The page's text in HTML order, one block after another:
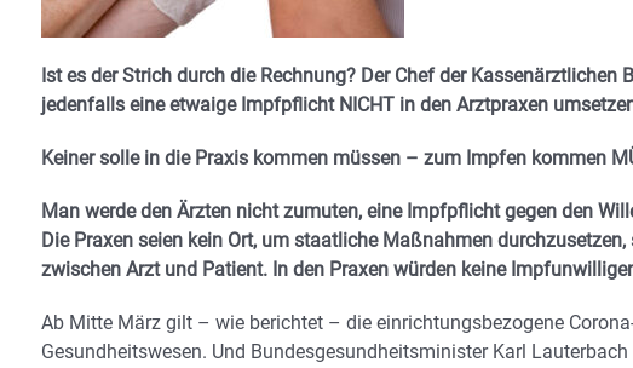
Ist es der Strich durch die Rechnung? Der Chef der Kassenärztlichen
jedenfalls eine etwaige Impfpflicht NICHT in den Arztpraxen
Keiner solle in die Praxis kommen müssen – zum Impfen kommen
Man werde den Ärzten nicht zumuten, eine Impfpflicht gegen den
Die Praxen seien kein Ort, um staatliche Maßnahmen
zwischen Arzt und Patient. In den Praxen würden keine
Ab Mitte März gilt – wie berichtet – die einrichtungsbezogene
Gesundheitswesen. Und Bundesgesundheitsminister Karl